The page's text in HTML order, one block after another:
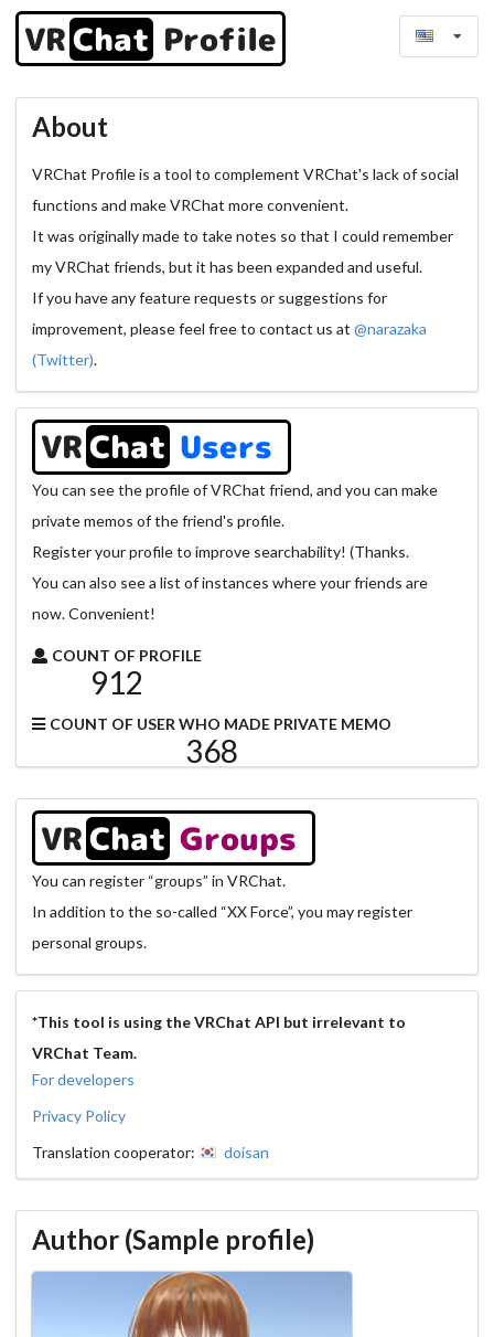
VRChat Profile
About
VRChat Profile is a tool to complement VRChat's lack of social
functions and make VRChat more convenient.
It was originally made to take notes so that I could remember
my VRChat friends, but it has been expanded and useful.
If you have any feature requests or suggestions for
improvement, please feel free to contact us at @narazaka
(Twitter).
VRChat Users
You can see the profile of VRChat friend, and you can make
private memos of the friend's profile.
Register your profile to improve searchability! (Thanks.
You can also see a list of instances where your friends are
now. Convenient!
COUNT OF PROFILE
912
COUNT OF USER WHO MADE PRIVATE MEMO
368
VRChat Groups
You can register “groups” in VRChat.
In addition to the so-called “XX Force”, you may register
personal groups.
*This tool is using the VRChat API but irrelevant to
VRChat Team.
For developers
Privacy Policy
Translation cooperator: doisan
Author (Sample profile)